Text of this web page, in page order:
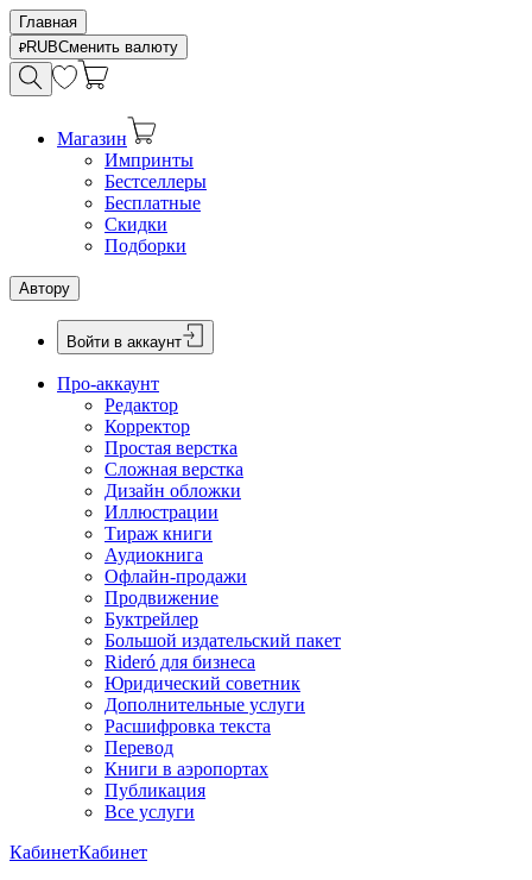
Главная
RUBСменить валюту
Магазин
Импринты
Бестселлеры
Бесплатные
Скидки
Подборки
Автору
Войти в аккаунт
Про-аккаунт
Редактор
Корректор
Простая верстка
Сложная верстка
Дизайн обложки
Иллюстрации
Тираж книги
Аудиокнига
Офлайн-продажи
Продвижение
Буктрейлер
Большой издательский пакет
Rideró для бизнеса
Юридический советник
Дополнительные услуги
Расшифровка текста
Перевод
Книги в аэропортах
Публикация
Все услуги
КабинетКабинет